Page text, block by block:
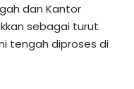
dan Kantor
sebagai turut
tengah diproses di